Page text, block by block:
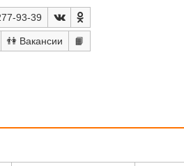
93-39
👫 📙